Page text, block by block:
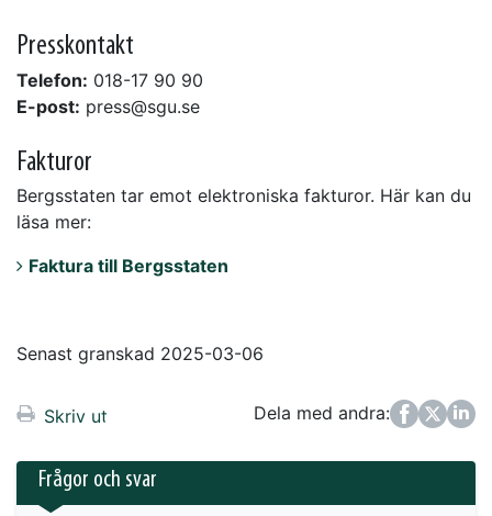
Presskontakt
Telefon: 018-17 90 90
E-post: press@sgu.se
Fakturor
Bergsstaten tar emot elektroniska fakturor. Här kan du
läsa mer:
Faktura till Bergsstaten
Senast granskad 2025-03-06
Skriv ut Dela med andra:
FacebookTwitter
LinkedIn
Frågor och svar